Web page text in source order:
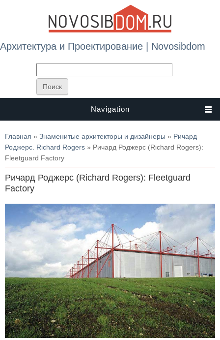
Архитектура и Проектирование | Novosibdom
Navigation
Вы здесь
Главная » Знаменитые архитекторы и дизайнеры » Ричард
Роджерс. Richard Rogers » Ричард Роджерс (Richard Rogers):
Fleetguard Factory
Ричард Роджерс (Richard Rogers): Fleetguard
Factory